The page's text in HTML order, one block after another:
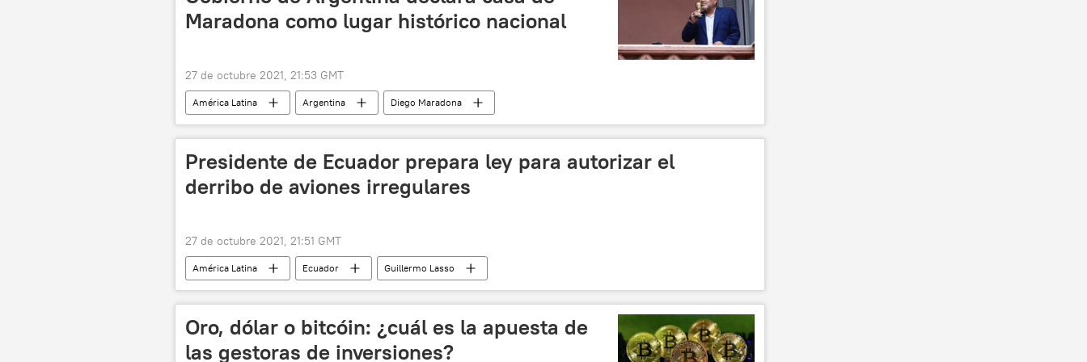
Maradona como lugar histórico nacional
27 de octubre 2021, 21:53 GMT
América Latina Argentina Diego Maradona
Presidente de Ecuador prepara ley para autorizar el
derribo de aviones irregulares
27 de octubre 2021, 21:51 GMT
América Latina Ecuador Guillermo Lasso
Oro, dólar o bitcóin: ¿cuál es la apuesta de
las gestoras de inversiones?